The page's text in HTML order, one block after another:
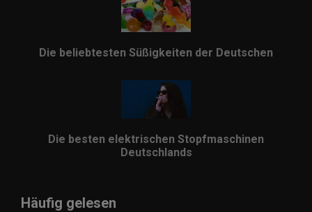
Die beliebtesten Süßigkeiten der Deutschen
Die besten elektrischen Stopfmaschinen
Deutschlands
Häufig gelesen